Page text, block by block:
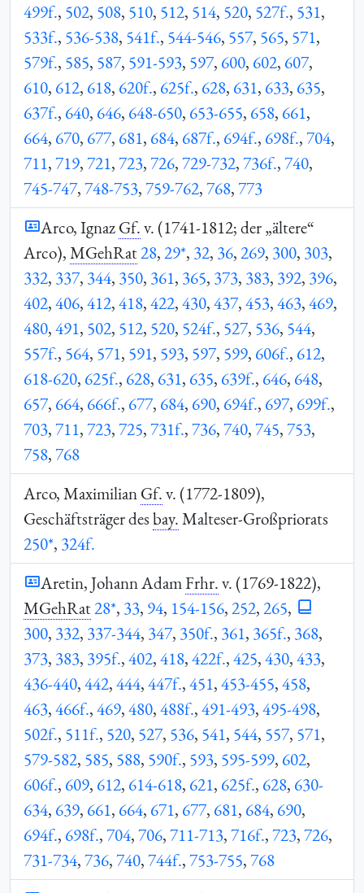
499f., 502, 508, 510, 512, 514, 520, 527f., 531,
533f., 536-538, 541f., 544-546, 557, 565, 571,
579f., 585, 587, 591-593, 597, 600, 602, 607,
610, 612, 618, 620f., 625f., 628, 631, 633, 635,
637f., 640, 646, 648-650, 653-655, 658, 661,
664, 670, 677, 681, 684, 687f., 694f., 698f.,704,
711,719,721,723,726,729-732,736f.,740,
745-747,748-753,759-762,768,773
Arco, IgnazGf.v. (1741-1812; der „ältere“
Arco),MGehRat28,29*, 32, 36,269, 300, 303,
332, 337, 344, 350, 361, 365, 373, 383, 392, 396,
402,406,412,418,422,430,437,453,463,469,
480,491, 502, 512, 520, 524f., 527, 536, 544,
557f., 564, 571, 591, 593, 597, 599, 606f., 612,
618-620, 625f., 628, 631, 635, 639f., 646, 648,
657, 664, 666f., 677, 684, 690, 694f., 697, 699f.,
703,711,723,725,731f.,736,740,745,753,
758,768
Arco, MaximilianGf.v. (1772-1809),
Geschäftsträger desbay.Malteser-Großpriorats
250*, 324f.
Aretin, Johann AdamFrhr.v. (1769-1822),
MGehRat28*, 33, 94, 154-156,252,265,
300, 332, 337-344, 347, 350f., 361, 365f., 368,
373, 383, 395f.,402,418,422f.,425,430,433,
436-440,442,444,447f.,451,453-455,458,
463,466f.,469,480,488f.,491-493,495-498,
502f., 511f., 520, 527, 536, 541, 544, 557, 571,
579-582, 585, 588, 590f., 593, 595-599, 602,
606f., 609, 612, 614-618, 621, 625f., 628, 630-
634, 639, 661, 664, 671, 677, 681, 684, 690,
694f., 698f.,704,706,711-713,716f.,723,726,
731-734,736,740,744f.,753-755,768